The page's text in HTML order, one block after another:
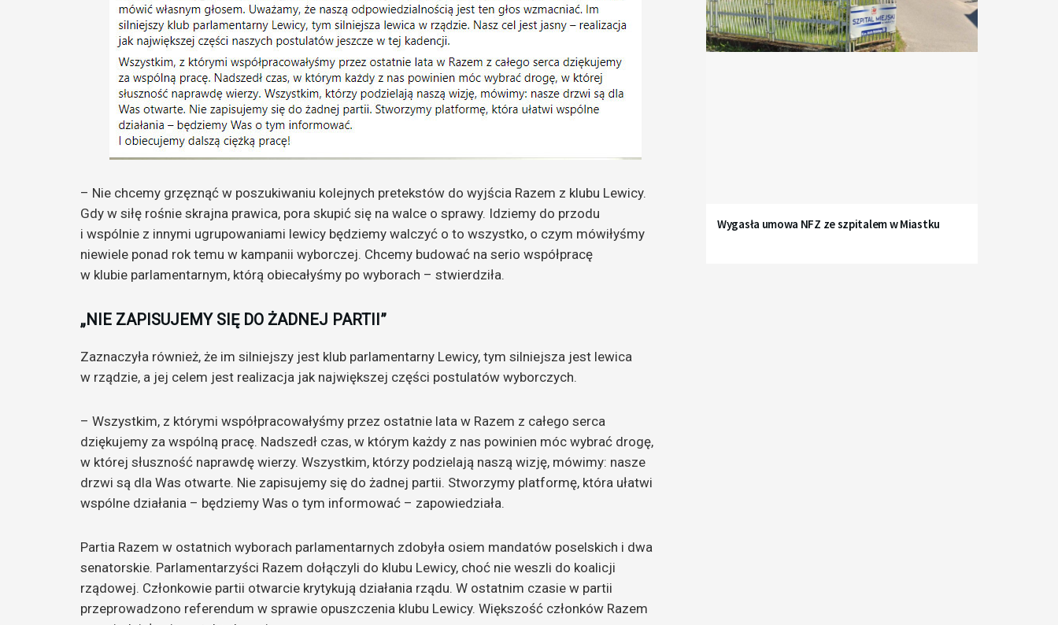
– Nie chcemy grzęznąć w poszukiwaniu kolejnych pretekstów do wyjścia Razem z klubu Lewicy.
Gdy w siłę rośnie skrajna prawica, pora skupić się na walce o sprawy. Idziemy do przodu
i wspólnie z innymi ugrupowaniami lewicy będziemy walczyć o to wszystko, o czym mówiłyśmy
niewiele ponad rok temu w kampanii wyborczej. Chcemy budować na serio współpracę
w klubie parlamentarnym, którą obiecałyśmy po wyborach – stwierdziła.
„NIE ZAPISUJEMY SIĘ DO ŻADNEJ PARTII”
Zaznaczyła również, że im silniejszy jest klub parlamentarny Lewicy, tym silniejsza jest lewica
w rządzie, a jej celem jest realizacja jak największej części postulatów wyborczych.
– Wszystkim, z którymi współpracowałyśmy przez ostatnie lata w Razem z całego serca
dziękujemy za wspólną pracę. Nadszedł czas, w którym każdy z nas powinien móc wybrać drogę,
w której słuszność naprawdę wierzy. Wszystkim, którzy podzielają naszą wizję, mówimy: nasze
drzwi są dla Was otwarte. Nie zapisujemy się do żadnej partii. Stworzymy platformę, która ułatwi
wspólne działania – będziemy Was o tym informować – zapowiedziała.
Partia Razem w ostatnich wyborach parlamentarnych zdobyła osiem mandatów poselskich i dwa
senatorskie. Parlamentarzyści Razem dołączyli do klubu Lewicy, choć nie weszli do koalicji
rządowej. Członkowie partii otwarcie krytykują działania rządu. W ostatnim czasie w partii
przeprowadzono referendum w sprawie opuszczenia klubu Lewicy. Większość członków Razem
Wygasła umowa NFZ ze szpitalem w Miastku